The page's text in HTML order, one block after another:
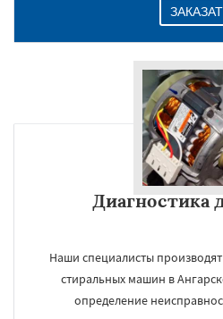
Диагностика
Наши специалисты производят
стиральных машин в
определение